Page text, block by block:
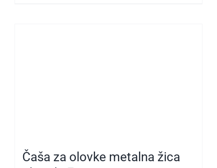
Čaša za olovke metalna žica